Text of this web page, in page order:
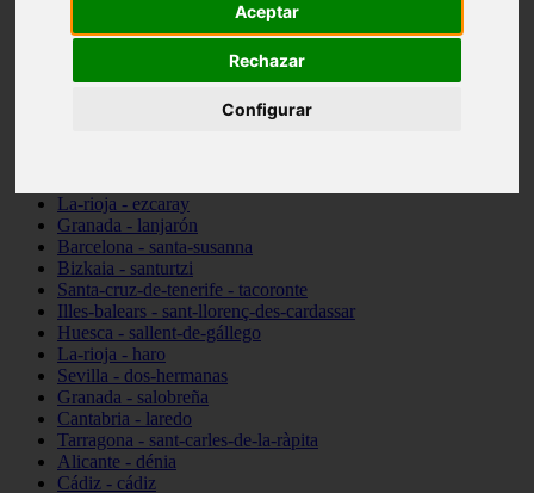
Aceptar
Rechazar
Configurar
Las-palmas - yaiza
Valladolid - fuensaldaña
La-rioja - ezcaray
Granada - lanjarón
Barcelona - santa-susanna
Bizkaia - santurtzi
Santa-cruz-de-tenerife - tacoronte
Illes-balears - sant-llorenç-des-cardassar
Huesca - sallent-de-gállego
La-rioja - haro
Sevilla - dos-hermanas
Granada - salobreña
Cantabria - laredo
Tarragona - sant-carles-de-la-ràpita
Alicante - dénia
Cádiz - cádiz